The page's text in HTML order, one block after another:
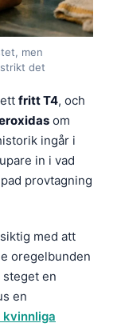
men
det
fritt T4, och
om
ingår i
in i vad
provtagning
med att
oregelbunden
steget en
en